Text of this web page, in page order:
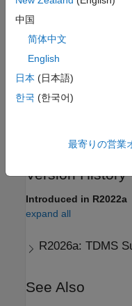
collapse all
tdmsds
TDMSDatastore
Version History
Introduced in R2022a
expand all
R2026a:TDMS
See Also
中国
简体中文
English
日本 (日本語)
한국 (한국어)
最寄りの営業